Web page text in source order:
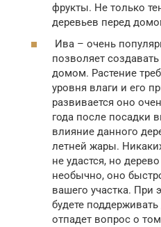
фрукты. Не только
деревьев перед
Ива – очень
позволяет
домом. Растение
уровня влаги и его
развивается оно
года после посадки
влияние данного
летней жары.
не удастся, но
необычно, оно
вашего участка. При
будете
отпадет вопрос о